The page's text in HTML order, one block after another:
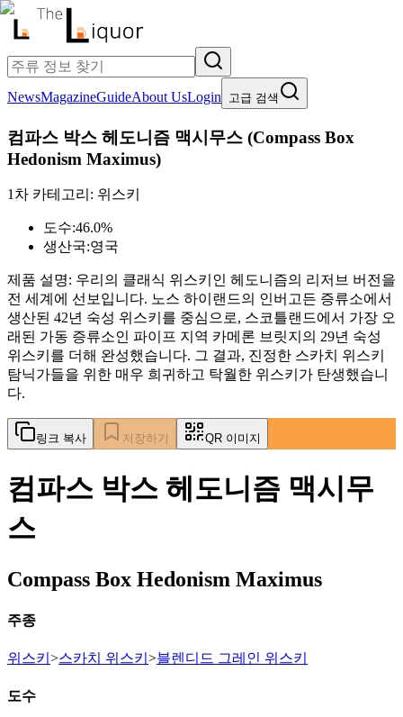
NewsMagazineGuideAbout UsLogin 고급 검색
컴파스 박스 헤도니즘 맥시무스 (Compass Box
Hedonism Maximus)
1차 카테고리: 위스키
도수:46.0%
생산국:영국
제품 설명: 우리의 클래식 위스키인 헤도니즘의 리저브 버전을
전 세계에 선보입니다. 노스 하이랜드의 인버고든 증류소에서
생산된 42년 숙성 위스키를 중심으로, 스코틀랜드에서 가장 오
래된 가동 증류소인 파이프 지역 카메론 브릿지의 29년 숙성
위스키를 더해 완성했습니다. 그 결과, 진정한 스카치 위스키
탐닉가들을 위한 매우 희귀하고 탁월한 위스키가 탄생했습니
다.
링크 복사 저장하기 QR 이미지
컴파스 박스 헤도니즘 맥시무
스
Compass Box Hedonism Maximus
주종
위스키 >스카치 위스키 >블렌디드 그레인 위스키
도수